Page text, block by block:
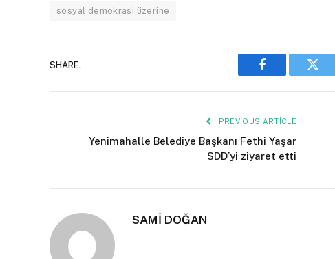
sosyal demokrasi üzerine
SHARE.
Facebook
PREVIOUS ARTICLE
Yenimahalle Belediye Başkanı Fethi Yaşar
SDD’yi ziyaret etti
SAMİ DOĞAN